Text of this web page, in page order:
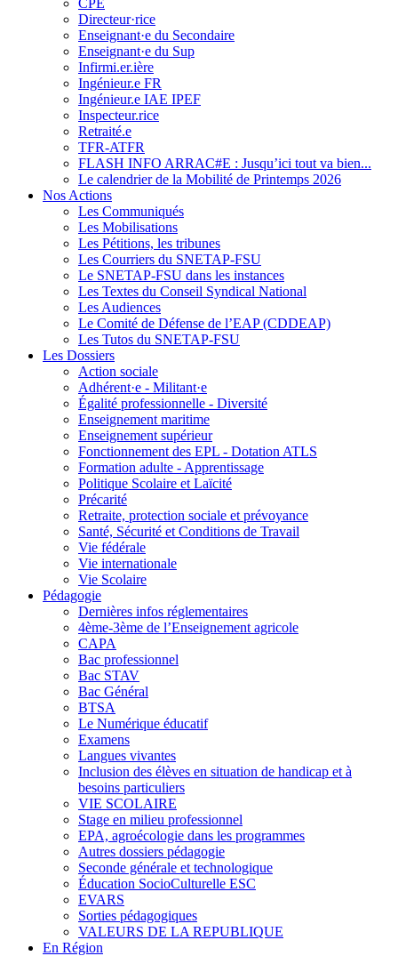
Directeur·rice
Enseignant·e du Secondaire
Enseignant·e du Sup
Infirmi.er.ière
Ingénieur.e FR
Ingénieur.e IAE IPEF
Inspecteur.rice
Retraité.e
TFR-ATFR
FLASH INFO ARRAC#E : Jusqu’ici tout va bien...
Le calendrier de la Mobilité de Printemps 2026
Nos Actions
Les Communiqués
Les Mobilisations
Les Pétitions, les tribunes
Les Courriers du SNETAP-FSU
Le SNETAP-FSU dans les instances
Les Textes du Conseil Syndical National
Les Audiences
Le Comité de Défense de l’EAP (CDDEAP)
Les Tutos du SNETAP-FSU
Les Dossiers
Action sociale
Adhérent·e - Militant·e
Égalité professionnelle - Diversité
Enseignement maritime
Enseignement supérieur
Fonctionnement des EPL - Dotation ATLS
Formation adulte - Apprentissage
Politique Scolaire et Laïcité
Précarité
Retraite, protection sociale et prévoyance
Santé, Sécurité et Conditions de Travail
Vie fédérale
Vie internationale
Vie Scolaire
Pédagogie
Dernières infos réglementaires
4ème-3ème de l’Enseignement agricole
CAPA
Bac professionnel
Bac STAV
Bac Général
BTSA
Le Numérique éducatif
Examens
Langues vivantes
Inclusion des élèves en situation de handicap et à
besoins particuliers
VIE SCOLAIRE
Stage en milieu professionnel
EPA, agroécologie dans les programmes
Autres dossiers pédagogie
Seconde générale et technologique
Éducation SocioCulturelle ESC
EVARS
Sorties pédagogiques
VALEURS DE LA REPUBLIQUE
En Région